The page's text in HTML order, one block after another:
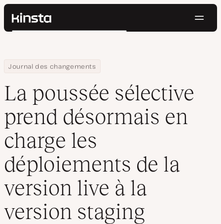
Kinsta®
Prix
Contact
Rechercher
Home
Journal des changements
La poussée sélective prend désormais en charge les
La poussée sélective
prend désormais en
charge les
déploiements de la
version live à la
version staging